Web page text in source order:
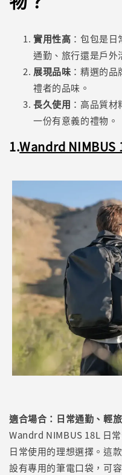
實用性高 ：包包是
通勤、旅行還是戶外
展現品味 ：精選的
禮者的品味。
長久使用 ：高品質
一份有意義的禮物。
1.Wandrd NIMBUS
適合場合：日常通勤、輕
Wandrd NIMBUS 18L 日
日常使用的理想選擇。這
設有專用的筆電口袋，可